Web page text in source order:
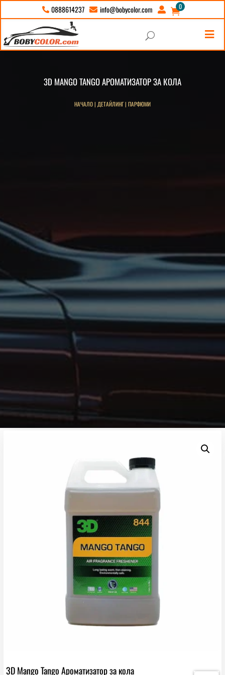
 0888614237  info@bobycolor.com  
0

U
3D MANGO TANGO АРОМАТИЗАТОР ЗА КОЛА
НАЧАЛО| ДЕТАЙЛИНГ| ПАРФЮМИ
3D Mango Tango Ароматизатор за кола